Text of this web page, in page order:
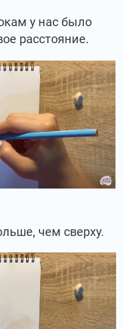
у нас было
расстояние.
чем сверху.